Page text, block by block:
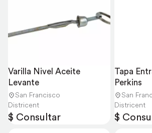
Varilla Nivel Aceite
Levante
San Francisco
Districent
$ Consultar
Tapa
Perkins
San
Districent
$